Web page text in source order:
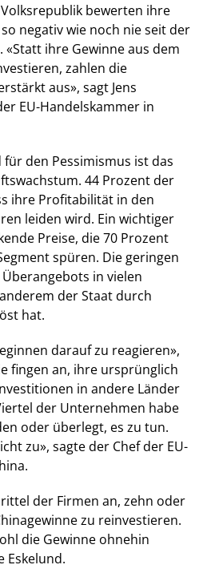
bewerten ihre
negativ wie noch nie seit der
«Statt ihre Gewinne aus dem
zahlen die
aus», sagt Jens
EU-Handelskammer in
den Pessimismus ist das
44 Prozent der
ihre Profitabilität in den
leiden wird. Ein wichtiger
Preise, die 70 Prozent
spüren. Die geringen
in vielen
der Staat durch
hat.
darauf zu reagieren»,
fingen an, ihre ursprünglich
in andere Länder
der Unternehmen habe
oder überlegt, es zu tun.
zu», sagte der Chef der EU-
der Firmen an, zehn oder
zu reinvestieren.
die Gewinne ohnehin
Eskelund.